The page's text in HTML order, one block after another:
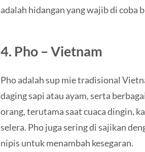
adalah hidangan yang wajib di coba
4. Pho – Vietnam
Pho adalah sup mie tradisional
daging sapi atau ayam, serta
orang, terutama saat cuaca dingin,
selera. Pho juga sering di sajikan
nipis untuk menambah kesegaran.